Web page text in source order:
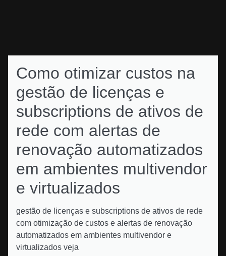
Como otimizar custos na
gestão de licenças e
subscriptions de ativos de
rede com alertas de
renovação automatizados
em ambientes multivendor
e virtualizados
gestão de licenças e subscriptions de ativos de rede
com otimização de custos e alertas de renovação
automatizados em ambientes multivendor e
virtualizados veja